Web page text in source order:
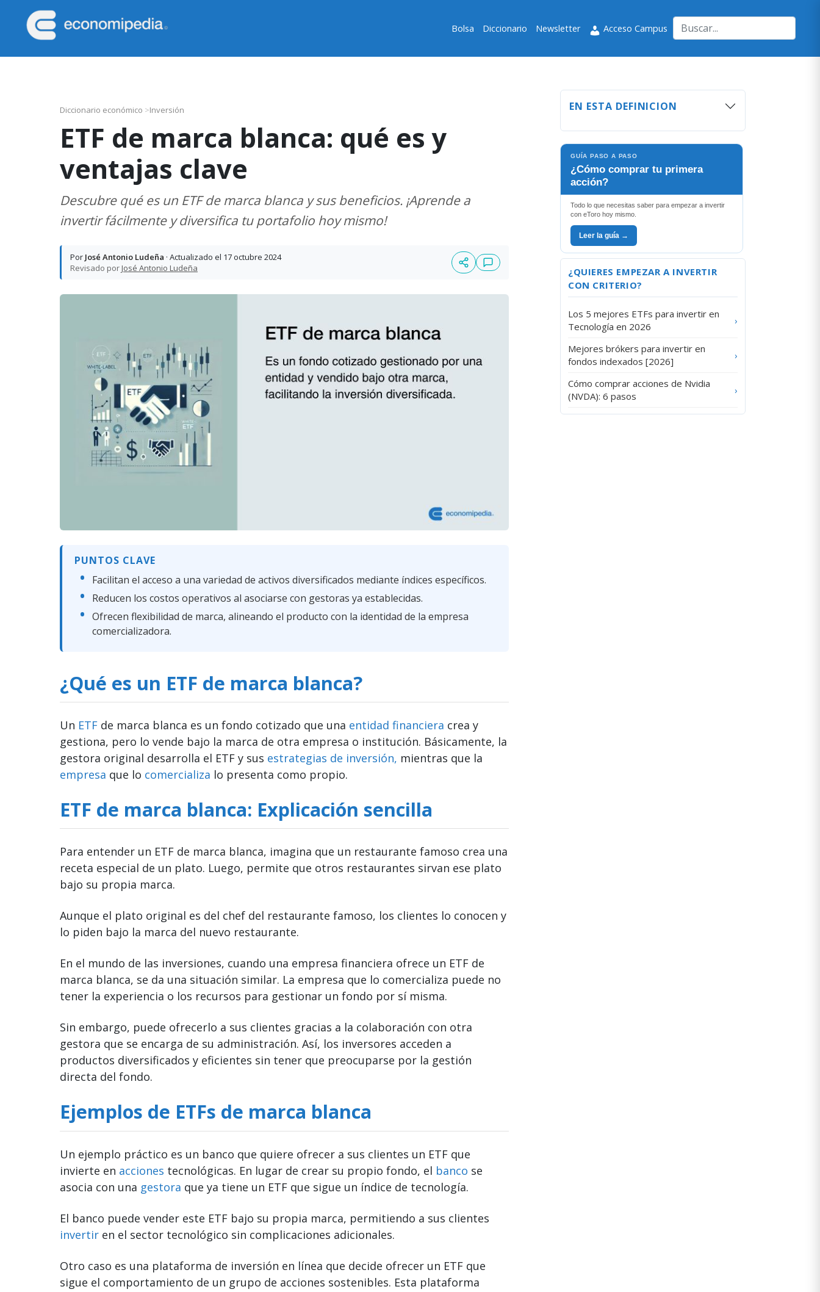
Saltar
Saltar
al
contenido
Saltar
Saltar
al
pie
Bolsa Diccionario Newsletter Acceso Campus
Diccionario económico >Inversión
ETF de marca blanca: qué es y
ventajas clave
Descubre qué es un ETF de marca blanca y sus beneficios. ¡Aprende a
invertir fácilmente y diversifica tu portafolio hoy mismo!
Por José Antonio Ludeña · Actualizado el 17 octubre 2024
Revisado porJosé Antonio Ludeña
PUNTOS CLAVE
Facilitan el acceso a una variedad de activos diversificados mediante índices específicos.
Reducen los costos operativos al asociarse con gestoras ya establecidas.
Ofrecen flexibilidad de marca, alineando el producto con la identidad de la empresa
comercializadora.
¿Qué es un ETF de marca blanca?
Un ETF de marca blanca es un fondo cotizado que una entidad financiera crea y
gestiona, pero lo vende bajo la marca de otra empresa o institución. Básicamente, la
gestora original desarrolla el ETF y sus estrategias de inversión, mientras que la
empresa que lo comercializa lo presenta como propio.
ETF de marca blanca: Explicación sencilla
Para entender un ETF de marca blanca, imagina que un restaurante famoso crea una
receta especial de un plato. Luego, permite que otros restaurantes sirvan ese plato
bajo su propia marca.
Aunque el plato original es del chef del restaurante famoso, los clientes lo conocen y
lo piden bajo la marca del nuevo restaurante.
En el mundo de las inversiones, cuando una empresa financiera ofrece un ETF de
marca blanca, se da una situación similar. La empresa que lo comercializa puede no
tener la experiencia o los recursos para gestionar un fondo por sí misma.
Sin embargo, puede ofrecerlo a sus clientes gracias a la colaboración con otra
gestora que se encarga de su administración. Así, los inversores acceden a
productos diversificados y eficientes sin tener que preocuparse por la gestión
directa del fondo.
Ejemplos de ETFs de marca blanca
Un ejemplo práctico es un banco que quiere ofrecer a sus clientes un ETF que
invierte en acciones tecnológicas. En lugar de crear su propio fondo, el banco se
asocia con una gestora que ya tiene un ETF que sigue un índice de tecnología.
El banco puede vender este ETF bajo su propia marca, permitiendo a sus clientes
invertir en el sector tecnológico sin complicaciones adicionales.
Otro caso es una plataforma de inversión en línea que decide ofrecer un ETF que
sigue el comportamiento de un grupo de acciones sostenibles. Esta plataforma
EN ESTA DEFINICION
GUÍA PASO A PASO
¿Cómo comprar tu primera
acción?
Todo lo que necesitas saber para empezar a invertir
con eToro hoy mismo.
Leer la guía →
¿QUIERES EMPEZAR A INVERTIR
CON CRITERIO?
Los 5 mejores ETFs para invertir en
Tecnología en 2026
›
Mejores brókers para invertir en
fondos indexados [2026]
›
Cómo comprar acciones de Nvidia
(NVDA): 6 pasos
›